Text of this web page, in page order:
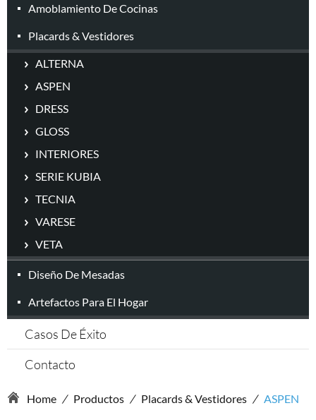
Amoblamiento De Cocinas
Placards & Vestidores
ALTERNA
ASPEN
DRESS
GLOSS
INTERIORES
SERIE KUBIA
TECNIA
VARESE
VETA
Diseño De Mesadas
Artefactos Para El Hogar
Casos De Éxito
Contacto
Home / Productos / Placards & Vestidores / ASPEN